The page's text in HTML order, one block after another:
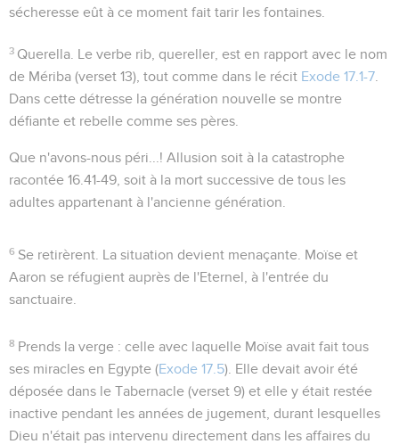
sécheresse eût à ce moment fait tarir les fontaines.
3 Querella . Le verbe rib , quereller, est en rapport avec le nom
de Mériba (verset 13), tout comme dans le récit Exode 17.1-7
Dans cette détresse la génération nouvelle se montre
défiante et rebelle comme ses pères.
Que n'avons-nous péri...! Allusion soit à la catastrophe
racontée 16.41-49 , soit à la mort successive de tous les
adultes appartenant à l'ancienne génération.
6 Se retirèrent . La situation devient menaçante. Moïse et
Aaron se réfugient auprès de l'Eternel, à l'entrée du
sanctuaire.
8 Prends la verge : celle avec laquelle Moïse avait fait tous
ses miracles en Egypte (Exode 17.5). Elle devait avoir été
déposée dans le Tabernacle (verset 9) et elle y était restée
inactive pendant les années de jugement, durant lesquelles
Dieu n'était pas intervenu directement dans les affaires du